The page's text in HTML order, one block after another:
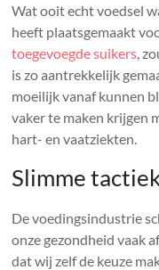
Wat ooit echt voedsel
heeft plaatsgemaakt
toegevoegde suikers ,
is zo aantrekkelijk
moeilijk vanaf kunnen
vaker te maken krijgen
hart- en vaatziekten.
Slimme
De voedingsindustrie
onze gezondheid vaak
dat wij zelf de keuze